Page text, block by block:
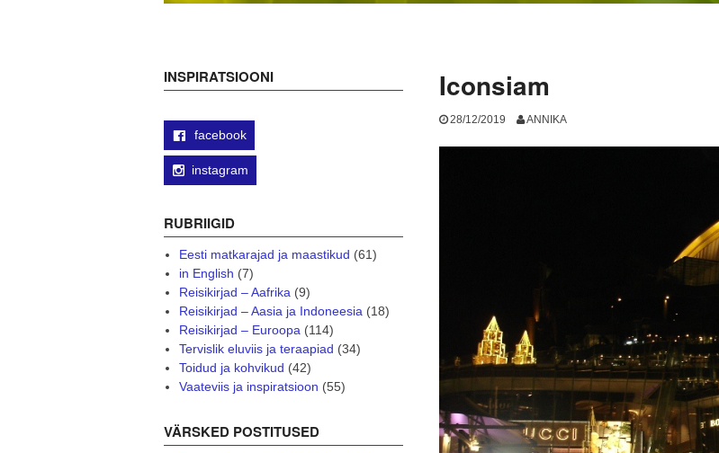
Iconsiam
28/12/2019 ANNIKA
INSPIRATSIOONI
facebook
instagram
RUBRIIGID
Eesti matkarajad ja maastikud (61)
in English (7)
Reisikirjad – Aafrika(9)
Reisikirjad – Aasia ja Indoneesia(18)
Reisikirjad – Euroopa(114)
Tervislik eluviis ja teraapiad (34)
Toidud ja kohvikud (42)
Vaateviis ja inspiratsioon (55)
VÄRSKED POSTITUSED